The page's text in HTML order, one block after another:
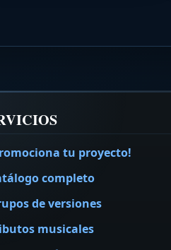
tu proyecto!
completo
de versiones
musicales